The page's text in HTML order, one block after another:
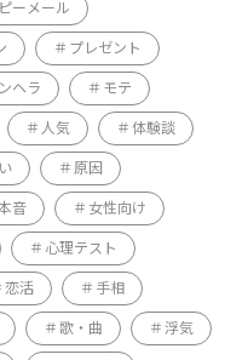
ーメール
プレゼント
ヘラ モテ
人気 体験談
原因
音 女性向け
心理テスト
恋活 手相
歌・曲 浮気